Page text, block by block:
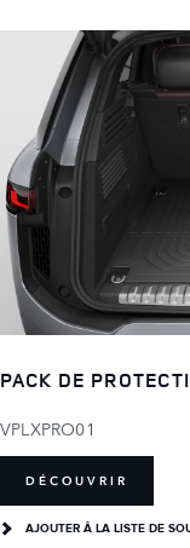
PACK DE
VPLXPRO01
DÉCOUVRIR
AJOUTER Â LA LISTE DE